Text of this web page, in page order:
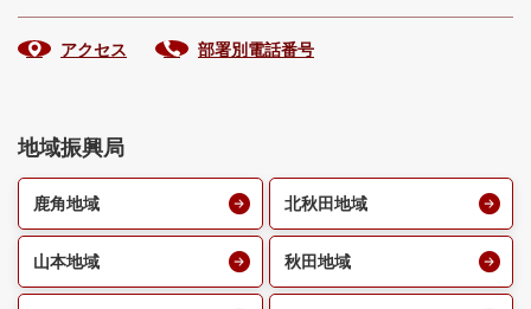
アクセス 部署別電話番号
地域振興局
鹿角地域 北秋田地域
山本地域 秋田地域